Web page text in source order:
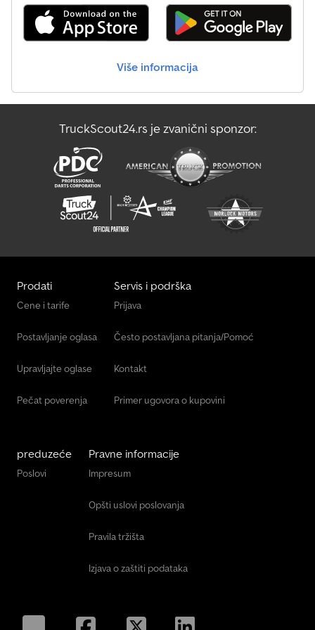
Više informacija
TruckScout24.rs je zvanični sponzor:
Prodati
Cene i tarife
Postavljanje oglasa
Upravljajte oglase
Pečat poverenja
Servis i podrška
Prijava
Često postavljana pitanja/Pomoć
Kontakt
Primer ugovora o kupovini
preduzeće
Poslovi
Pravne informacije
Impresum
Opšti uslovi poslovanja
Pravila tržišta
Izjava o zaštiti podataka